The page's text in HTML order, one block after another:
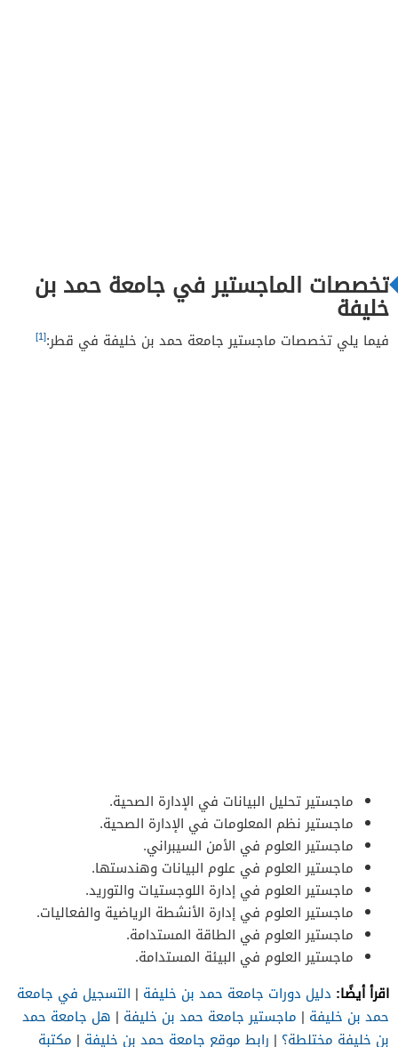
تخصصات الماجستير في جامعة حمد بن
خليفة
فيما يلي تخصصات ماجستير جامعة حمد بن خليفة في قطر:[1]
ماجستير تحليل البيانات في الإدارة الصحية.
ماجستير نظم المعلومات في الإدارة الصحية.
ماجستير العلوم في الأمن السيبراني.
ماجستير العلوم في علوم البيانات وهندستها.
ماجستير العلوم في إدارة اللوجستيات والتوريد.
ماجستير العلوم في إدارة الأنشطة الرياضية والفعاليات.
ماجستير العلوم في الطاقة المستدامة.
ماجستير العلوم في البيئة المستدامة.
اقرأ أيضًا: دليل دورات جامعة حمد بن خليفة | التسجيل في جامعة
حمد بن خليفة | ماجستير جامعة حمد بن خليفة | هل جامعة حمد
بن خليفة مختلطة؟ | رابط موقع جامعة حمد بن خليفة | مكتبة